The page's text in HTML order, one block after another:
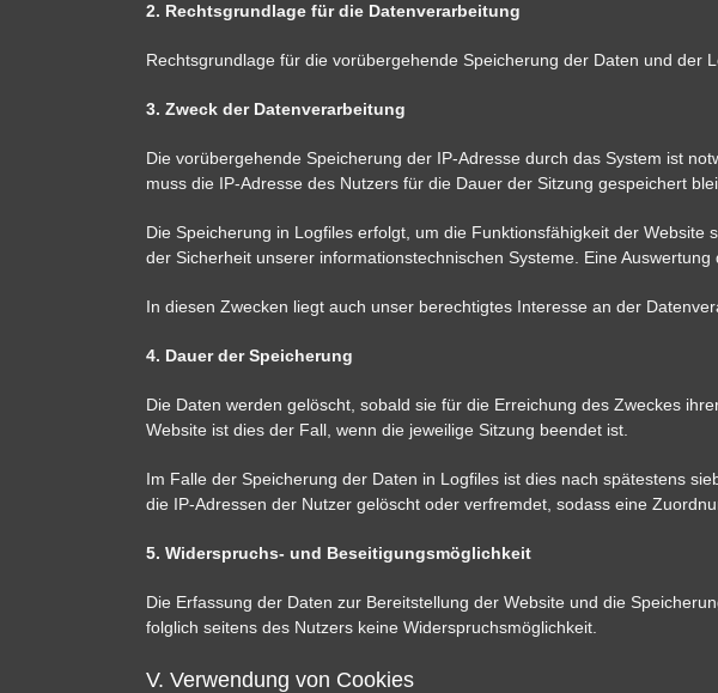
2. Rechtsgrundlage für die Datenverarbeitung
Rechtsgrundlage für die vorübergehende Speicherung der Daten und der
3. Zweck der Datenverarbeitung
Die vorübergehende Speicherung der IP-Adresse durch das System ist
muss die IP-Adresse des Nutzers für die Dauer der Sitzung gespeichert
Die Speicherung in Logfiles erfolgt, um die Funktionsfähigkeit der
der Sicherheit unserer informationstechnischen Systeme. Eine
In diesen Zwecken liegt auch unser berechtigtes Interesse an der
4. Dauer der Speicherung
Die Daten werden gelöscht, sobald sie für die Erreichung des Zweckes
Website ist dies der Fall, wenn die jeweilige Sitzung beendet ist.
Im Falle der Speicherung der Daten in Logfiles ist dies nach spätestens
die IP-Adressen der Nutzer gelöscht oder verfremdet, sodass eine
5. Widerspruchs- und Beseitigungsmöglichkeit
Die Erfassung der Daten zur Bereitstellung der Website und die
folglich seitens des Nutzers keine Widerspruchsmöglichkeit.
V. Verwendung von Cookies